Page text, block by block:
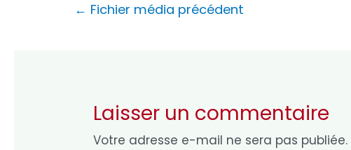
Navigation
← Fichier média précédent
Laisser un commentaire
Votre adresse e-mail ne sera pas publiée.